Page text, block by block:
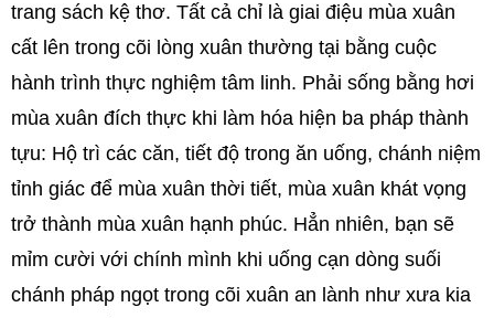
trang sách kệ thơ. Tất cả chỉ là giai điệu mùa xuân
cất lên trong cõi lòng xuân thường tại bằng cuộc
hành trình thực nghiệm tâm linh. Phải sống bằng hơi
mùa xuân đích thực khi làm hóa hiện ba pháp thành
tựu: Hộ trì các căn, tiết độ trong ăn uống, chánh niệm
tỉnh giác để mùa xuân thời tiết, mùa xuân khát vọng
trở thành mùa xuân hạnh phúc. Hẳn nhiên, bạn sẽ
mỉm cười với chính mình khi uống cạn dòng suối
chánh pháp ngọt trong cõi xuân an lành như xưa kia